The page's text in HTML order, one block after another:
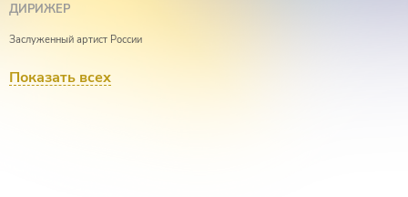
ДИРИЖЕР
Заслуженный артист России
Показать всех